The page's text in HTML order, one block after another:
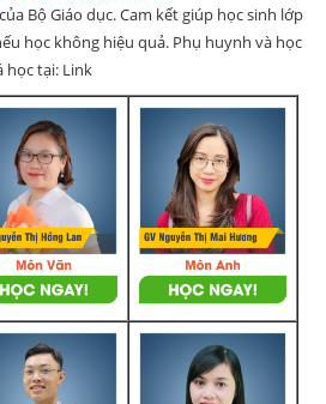
Bộ Giáo dục. Cam kết giúp học sinh lớp
học không hiệu quả. Phụ huynh và học
học tại: Link